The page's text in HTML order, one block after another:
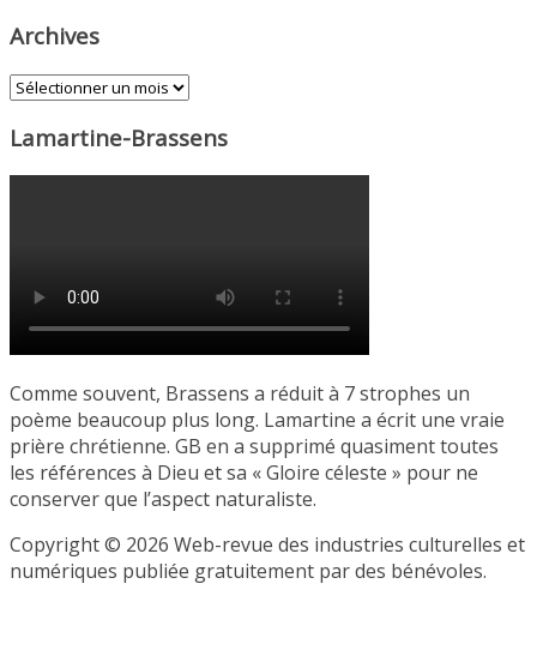
Archives
Archives
Lamartine-Brassens
Comme souvent, Brassens a réduit à 7 strophes un
poème beaucoup plus long. Lamartine a écrit une vraie
prière chrétienne. GB en a supprimé quasiment toutes
les références à Dieu et sa « Gloire céleste » pour ne
conserver que l’aspect naturaliste.
Copyright © 2026 Web-revue des industries culturelles et
numériques publiée gratuitement par des bénévoles.